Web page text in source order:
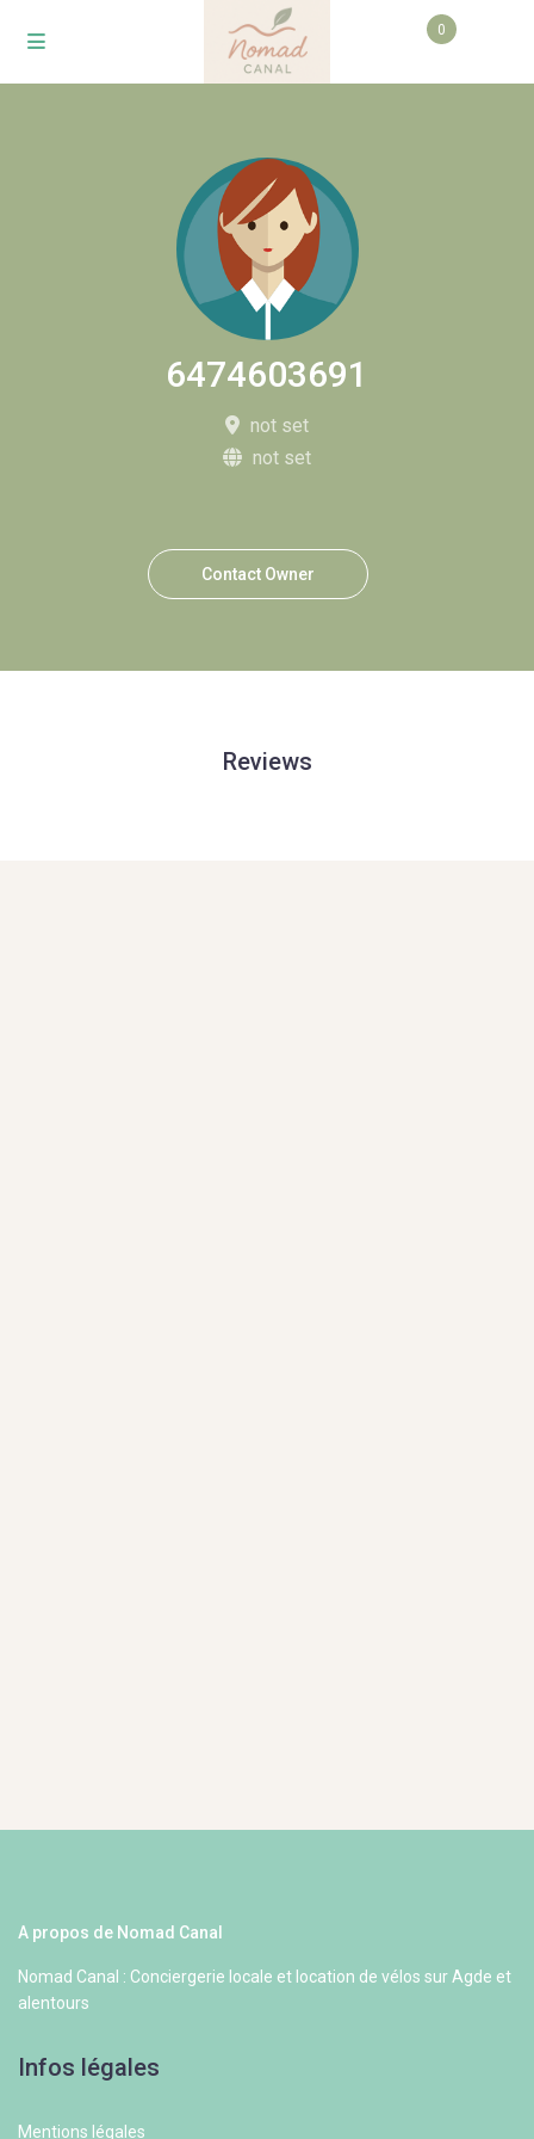
0
6474603691
not set
not set
Contact Owner
Reviews
A propos de Nomad Canal
Nomad Canal : Conciergerie locale et location de vélos sur Agde et
alentours
Infos légales
Mentions légales